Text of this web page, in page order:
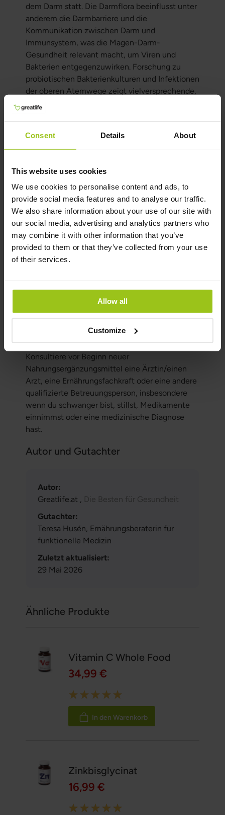
Consent Details About
This website uses cookies
We use cookies to personalise content and ads, to
provide social media features and to analyse our traffic.
We also share information about your use of our site with
our social media, advertising and analytics partners who
may combine it with other information that you’ve
provided to them or that they’ve collected from your use
of their services.
Allow all
Customize
dem Darm statt. Die Darmflora beeinflusst unter
anderem die Darmbarriere und die
Kommunikation zwischen Darm und
Immunsystem, was die Magen-Darm-
Gesundheit relevant macht, um Viren und
Bakterien entgegenzuwirken. Forschung zu
probiotischen Bakterienkulturen und Infektionen
der oberen Atemwege zeigt vielversprechende,
aber unterschiedliche Ergebnisse. Die Wirkung
Gesundheitszustand der einzelnen Person
abzuhängen. Flora Plus+ ist ein Probiotikum mit
vorkommenden Stämmen.
Worauf man in der
Erkältungssaison achten
sollte
Die Grundlage für ein gut funktionierendes
Bewegung, Erholung und Stressmanagement.
Ergänzung sein, ersetzen jedoch weder eine
abwechslungsreiche Ernährung noch eine
medizinische Beurteilung im Krankheitsfall.
Konsultiere vor Beginn neuer
Nahrungsergänzungsmittel eine Ärztin/einen
Arzt, eine Ernährungsfachkraft oder eine andere
qualifizierte Betreuungsperson, insbesondere
wenn du schwanger bist, stillst, Medikamente
einnimmst oder eine medizinische Diagnose
hast.
Autor und Gutachter
Autor:
Greatlife.at , Die Besten für Gesundheit
Gutachter:
Teresa Husén, Ernährungsberaterin für
funktionelle Medizin
Zuletzt aktualisiert:
29 Mai 2026
Ähnliche Produkte
Vitamin C Whole Food
34,99 €
Rating:
100%
In den Warenkorb
Zinkbisglycinat
16,99 €
Rating: